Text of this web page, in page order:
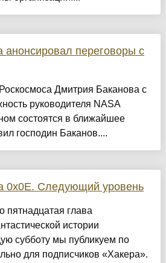
анонсировал переговоры с
Дмитрия Баканова с
руководителя NASA
состоятся в ближайшее
господин Баканов....
0х0E. Следующий уровень
пятнадцатая глава
истории
субботу мы публикуем по
для подписчиков «Хакера».